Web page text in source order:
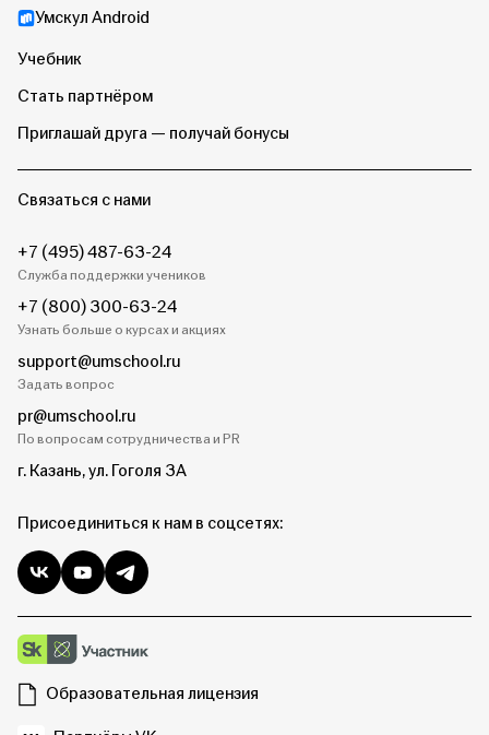
Умскул Android
Учебник
Стать партнёром
Приглашай друга — получай бонусы
Связаться с нами
+7 (495) 487-63-24
Служба поддержки учеников
+7 (800) 300-63-24
Узнать больше о курсах и акциях
support@umschool.ru
Задать вопрос
pr@umschool.ru
По вопросам сотрудничества и PR
г. Казань, ул. Гоголя 3А
Присоединиться к нам в соцсетях:
Образовательная лицензия